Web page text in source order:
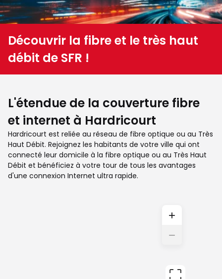
Découvrir la fibre et le très haut
débit de SFR !
L'étendue de la couverture fibre
et internet à Hardricourt
Hardricourt est reliée au réseau de fibre optique ou au Très
Haut Débit. Rejoignez les habitants de votre ville qui ont
connecté leur domicile à la fibre optique ou au Très Haut
Débit et bénéficiez à votre tour de tous les avantages
d'une connexion Internet ultra rapide.
+
−